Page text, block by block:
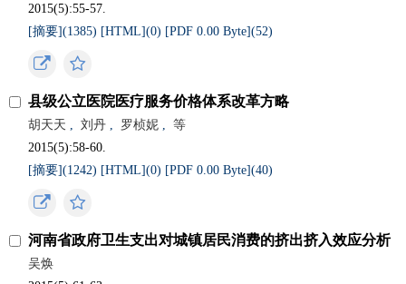
2015(5):55-57.
[摘要](1385) [HTML](0) [PDF 0.00 Byte](52)
县级公立医院医疗服务价格体系改革方略
胡天天 , 刘丹 , 罗桢妮 ,
等
2015(5):58-60.
[摘要](1242) [HTML](0) [PDF 0.00 Byte](40)
河南省政府卫生支出对城镇居民消费的挤出挤入效应分析
吴焕